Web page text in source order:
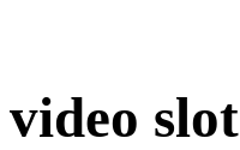
video slot